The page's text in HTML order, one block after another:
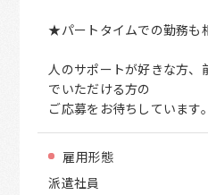
★パートタイムでの勤務も
人のサポートが好きな方、
でいただける方の
ご応募をお待ちしています。
雇用形態
派遣社員